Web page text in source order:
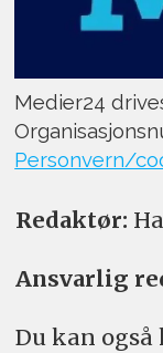
Medier24
Personvern/
Redaktør:
Ansvarlig
Du kan også